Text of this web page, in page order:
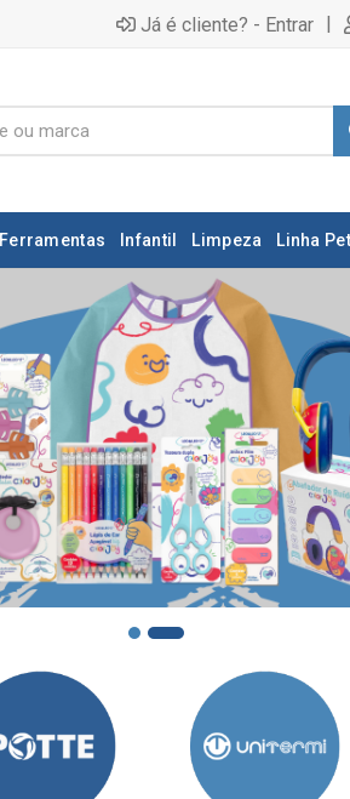
Já é cliente? - Entrar |
Ferramentas Infantil Limpeza Linha Pet